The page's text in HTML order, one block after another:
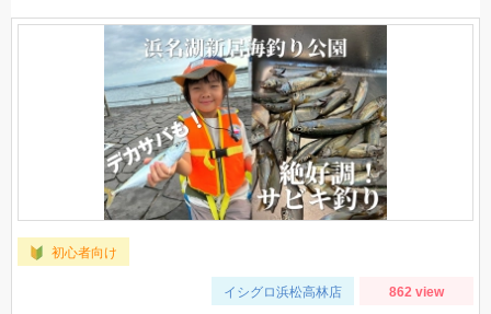
初心者向け
イシグロ浜松高林店 862 view